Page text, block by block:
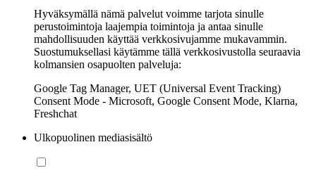
Hyväksymällä nämä palvelut voimme tarjota sinulle
perustoimintoja laajempia toimintoja ja antaa sinulle
mahdollisuuden käyttää verkkosivujamme mukavammin.
Suostumuksellasi käytämme tällä verkkosivustolla seuraavia
kolmansien osapuolten palveluja:
Google Tag Manager, UET (Universal Event Tracking)
Consent Mode - Microsoft, Google Consent Mode, Klarna,
Freshchat
Ulkopuolinen mediasisältö